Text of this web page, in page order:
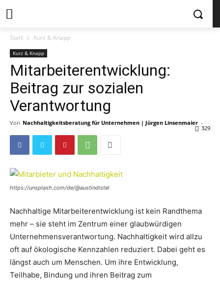
Start Kurz & Knapp
Kurz & Knapp
Mitarbeiterentwicklung:
Beitrag zur sozialen
Verantwortung
Von Nachhaltigkeitsberatung für Unternehmen | Jürgen Linsenmaier -
329
https://unsplash.com/de/@austindistel
Nachhaltige Mitarbeiterentwicklung ist kein Randthema
mehr – sie steht im Zentrum einer glaubwürdigen
Unternehmensverantwortung. Nachhaltigkeit wird allzu
oft auf ökologische Kennzahlen reduziert. Dabei geht es
längst auch um Menschen. Um ihre Entwicklung,
Teilhabe, Bindung und ihren Beitrag zum